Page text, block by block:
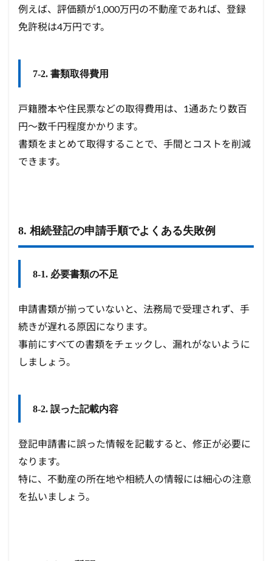
例えば、評価額が1,000万円の不動産であれば、登録
免許税は4万円です。
7-2. 書類取得費用
戸籍謄本や住民票などの取得費用は、1通あたり数百
円〜数千円程度かかります。
書類をまとめて取得することで、手間とコストを削減
できます。
8. 相続登記の申請手順でよくある失敗例
8-1. 必要書類の不足
申請書類が揃っていないと、法務局で受理されず、手
続きが遅れる原因になります。
事前にすべての書類をチェックし、漏れがないように
しましょう。
8-2. 誤った記載内容
登記申請書に誤った情報を記載すると、修正が必要に
なります。
特に、不動産の所在地や相続人の情報には細心の注意
を払いましょう。